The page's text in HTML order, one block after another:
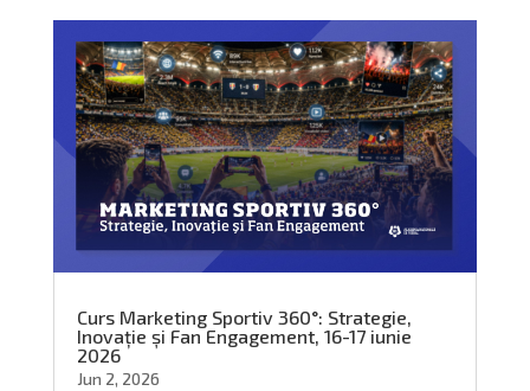
Curs Marketing Sportiv 360°: Strategie,
Inovație și Fan Engagement, 16-17 iunie
2026
Jun 2, 2026